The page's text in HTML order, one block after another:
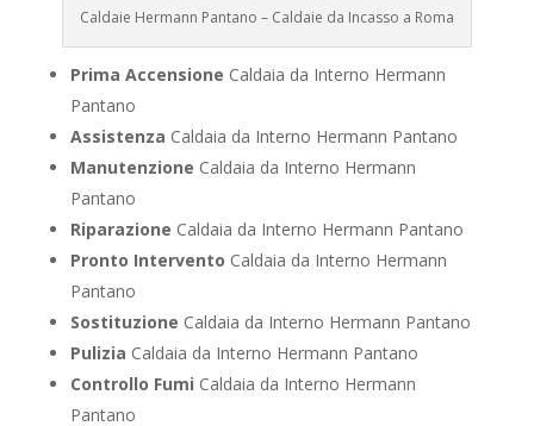
Caldaie Hermann Pantano – Caldaie da Incasso a Roma
Prima Accensione Caldaia da Interno Hermann
Pantano
Assistenza Caldaia da Interno Hermann Pantano
Manutenzione Caldaia da Interno Hermann
Pantano
Riparazione Caldaia da Interno Hermann Pantano
Pronto Intervento Caldaia da Interno Hermann
Pantano
Sostituzione Caldaia da Interno Hermann Pantano
Pulizia Caldaia da Interno Hermann Pantano
Controllo Fumi Caldaia da Interno Hermann
Pantano